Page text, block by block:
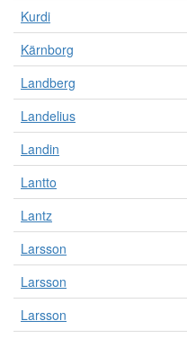
Kurdi
Kärnborg
Landberg
Landelius
Landin
Lantto
Lantz
Larsson
Larsson
Larsson